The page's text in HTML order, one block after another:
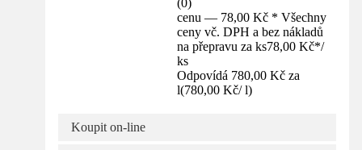
(0)
cenu — 78,00 Kč * Všechny
ceny vč. DPH a bez nákladů
na přepravu za ks78,00 Kč*/
ks
Odpovídá 780,00 Kč za
l(780,00 Kč/ l)
Koupit on-line